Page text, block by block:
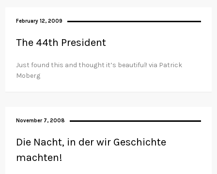
February 12, 2009
The 44th President
Just found this and thought it’s beautiful! via Patrick
Moberg
November 7, 2008
Die Nacht, in der wir Geschichte
machten!